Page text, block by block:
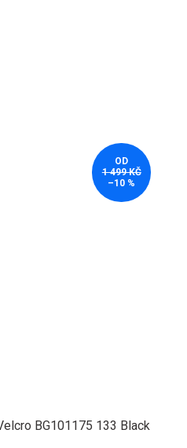
OD
1 499 KČ
–10 %
BG101175 133 Black